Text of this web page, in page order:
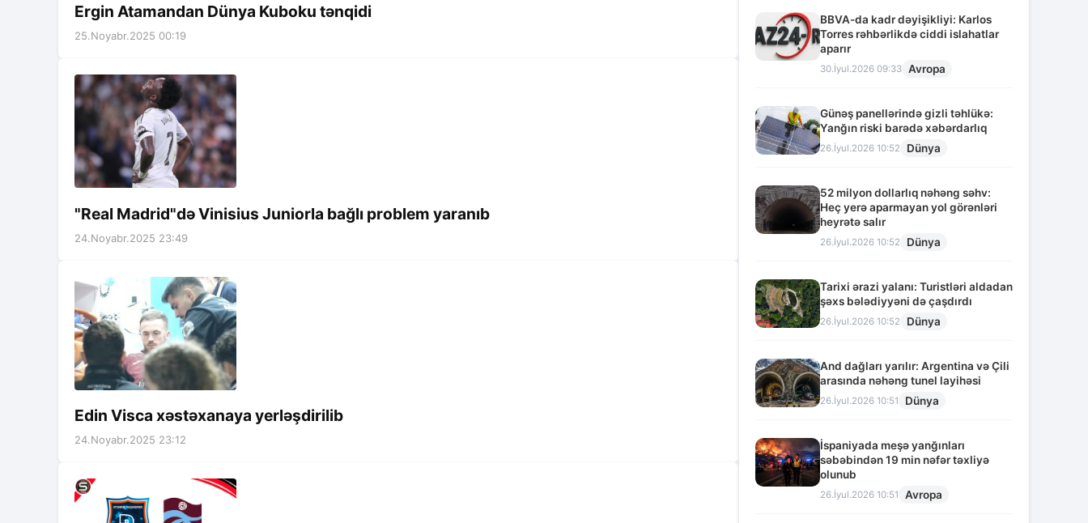
Ergin Atamandan Dünya Kuboku tənqidi
25.Noyabr.2025 00:19
"Real Madrid"də Vinisius Juniorla bağlı problem yaranıb
24.Noyabr.2025 23:49
Edin Visca xəstəxanaya yerləşdirilib
24.Noyabr.2025 23:12
BBVA-da kadr dəyişikliyi: Karlos
Torres rəhbərlikdə ciddi islahatlar
aparır
30.İyul.2026 09:33 Avropa
Günəş panellərində gizli təhlükə:
Yanğın riski barədə xəbərdarlıq
26.İyul.2026 10:52 Dünya
52 milyon dollarlıq nəhəng səhv:
Heç yerə aparmayan yol görənləri
heyrətə salır
26.İyul.2026 10:52 Dünya
Tarixi ərazi yalanı: Turistləri aldadan
şəxs bələdiyyəni də çaşdırdı
26.İyul.2026 10:52 Dünya
And dağları yarılır: Argentina və Çili
arasında nəhəng tunel layihəsi
26.İyul.2026 10:51 Dünya
İspaniyada meşə yanğınları
səbəbindən 19 min nəfər təxliyə
olunub
26.İyul.2026 10:51 Avropa